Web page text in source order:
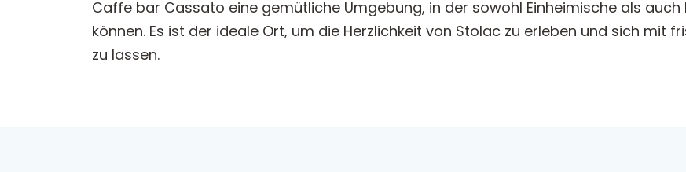
Caffe bar Cassato eine gemütliche Umgebung, in der sowohl Einheimische als
können. Es ist der ideale Ort, um die Herzlichkeit von Stolac zu erleben und sich mit
zu lassen.